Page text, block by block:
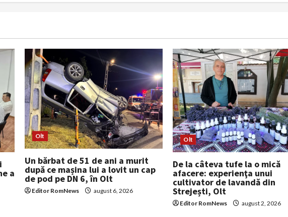
a
Olt
Un bărbat de 51 de ani a murit
după ce mașina lui a lovit un cap
de pod pe DN 6, în Olt
Editor RomNews august 6, 2026
Olt
De la câteva tufe la o mică
afacere: experienţa unui
cultivator de lavandă din
Strejești, Olt
Editor RomNews august 2, 2026